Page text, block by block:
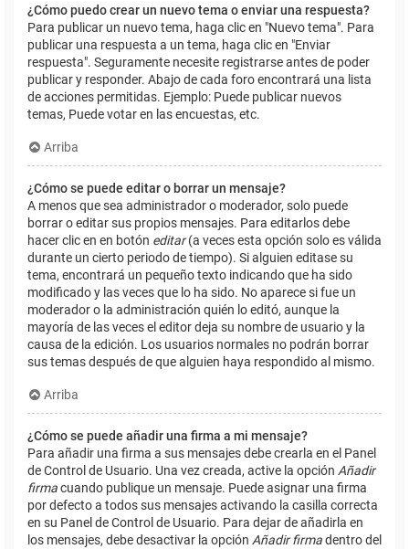
¿Cómo puedo crear un nuevo tema o enviar una respuesta?
Para publicar un nuevo tema, haga clic en "Nuevo tema". Para
publicar una respuesta a un tema, haga clic en "Enviar
respuesta". Seguramente necesite registrarse antes de poder
publicar y responder. Abajo de cada foro encontrará una lista
de acciones permitidas. Ejemplo: Puede publicar nuevos
temas, Puede votar en las encuestas, etc.
Arriba
¿Cómo se puede editar o borrar un mensaje?
A menos que sea administrador o moderador, solo puede
borrar o editar sus propios mensajes. Para editarlos debe
hacer clic en en botón editar(a veces esta opción solo es válida
durante un cierto periodo de tiempo). Si alguien editase su
tema, encontrará un pequeño texto indicando que ha sido
modificado y las veces que lo ha sido. No aparece si fue un
moderador o la administración quién lo editó, aunque la
mayoría de las veces el editor deja su nombre de usuario y la
causa de la edición. Los usuarios normales no podrán borrar
sus temas después de que alguien haya respondido al mismo.
Arriba
¿Cómo se puede añadir una firma a mi mensaje?
Para añadir una firma a sus mensajes debe crearla en el Panel
de Control de Usuario. Una vez creada, active la opción Añadir
firmacuando publique un mensaje. Puede asignar una firma
por defecto a todos sus mensajes activando la casilla correcta
en su Panel de Control de Usuario. Para dejar de añadirla en
los mensajes, debe desactivar la opción Añadir firmadentro del